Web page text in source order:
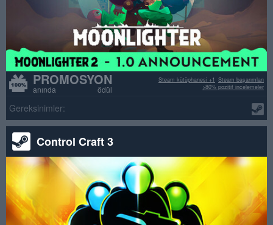
PROMOSYON
anında ödül
Steam başarımları
Steam kütüphanesi +1
>80% pozitif incelemeler
Gereksinimler:
Control Craft 3